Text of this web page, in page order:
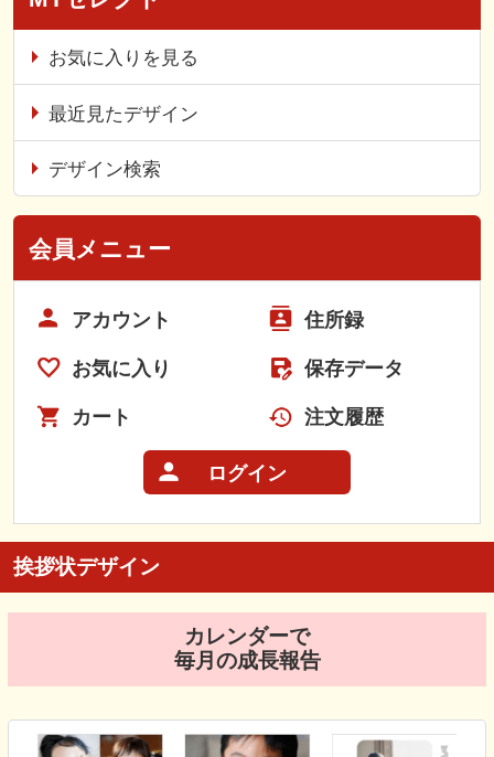
お気に入りを見る
最近見たデザイン
デザイン検索
会員メニュー
アカウント 住所録
お気に入り 保存データ
カート 注文履歴
ログイン
挨拶状デザイン
カレンダーで
毎月の成長報告